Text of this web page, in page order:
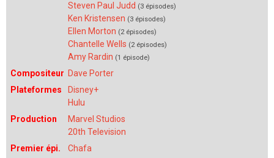
Steven Paul Judd (3 épisodes)
Ken Kristensen (3 épisodes)
Ellen Morton (2 épisodes)
Chantelle Wells (2 épisodes)
Amy Rardin (1 épisode)
Compositeur Dave Porter
Plateformes
Disney+
Hulu
Production
Marvel Studios
20th Television
Premier épi.
Chafa